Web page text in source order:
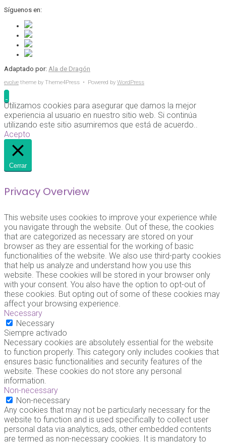
Síguenos en:
Adaptado por: Ala de Dragón
evolve theme by Theme4Press • Powered by WordPress
Utilizamos cookies para asegurar que damos la mejor
experiencia al usuario en nuestro sitio web. Si continúa
utilizando este sitio asumiremos que está de acuerdo..
Acepto
Cerrar
Privacy Overview
This website uses cookies to improve your experience while
you navigate through the website. Out of these, the cookies
that are categorized as necessary are stored on your
browser as they are essential for the working of basic
functionalities of the website. We also use third-party cookies
that help us analyze and understand how you use this
website. These cookies will be stored in your browser only
with your consent. You also have the option to opt-out of
these cookies. But opting out of some of these cookies may
affect your browsing experience.
Necessary
Necessary
Siempre activado
Necessary cookies are absolutely essential for the website
to function properly. This category only includes cookies that
ensures basic functionalities and security features of the
website. These cookies do not store any personal
information.
Non-necessary
Non-necessary
Any cookies that may not be particularly necessary for the
website to function and is used specifically to collect user
personal data via analytics, ads, other embedded contents
are termed as non-necessary cookies. It is mandatory to